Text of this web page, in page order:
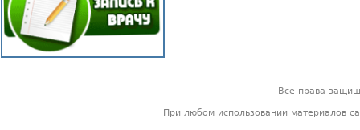
Все права
При любом использовании материалов